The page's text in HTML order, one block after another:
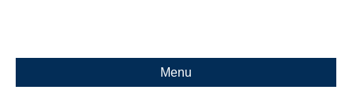
Menu